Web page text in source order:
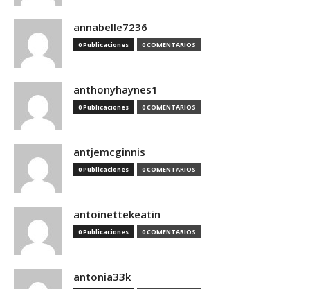
annabelle7236
0 Publicaciones 0 COMENTARIOS
anthonyhaynes1
0 Publicaciones 0 COMENTARIOS
antjemcginnis
0 Publicaciones 0 COMENTARIOS
antoinettekeatin
0 Publicaciones 0 COMENTARIOS
antonia33k